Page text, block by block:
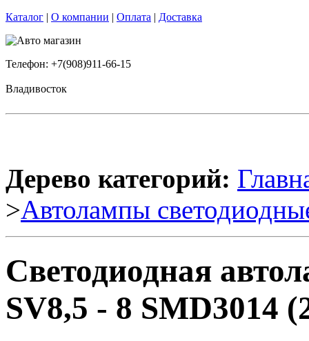
Каталог | О компании | Оплата | Доставка
Телефон: +7(908)911-66-15
Владивосток
Дерево категорий:
>Автолампы
Светодиодная
SV8,5 - 8 SMD3014